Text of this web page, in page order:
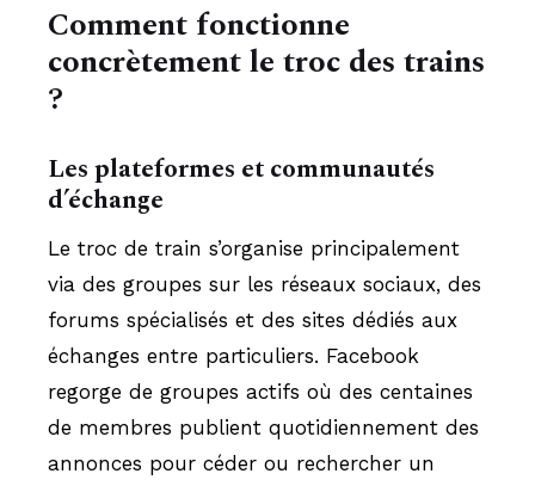
Comment fonctionne
concrètement le troc des trains
?
Les plateformes et communautés
d’échange
Le troc de train s’organise principalement
via des groupes sur les réseaux sociaux, des
forums spécialisés et des sites dédiés aux
échanges entre particuliers. Facebook
regorge de groupes actifs où des centaines
de membres publient quotidiennement des
annonces pour céder ou rechercher un